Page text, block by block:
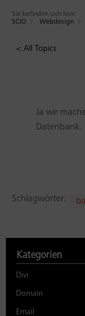
Kategorien
Divi
Domain
Email
Sie befinden sich hier:
SCIO
Webdesign
< All Topics
Ja wir
Datenbank.
Schlagwörter: